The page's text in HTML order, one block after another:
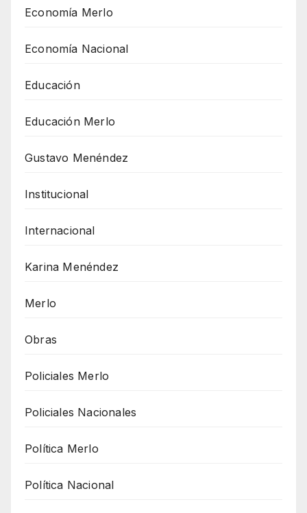
Economía Merlo
Economía Nacional
Educación
Educación Merlo
Gustavo Menéndez
Institucional
Internacional
Karina Menéndez
Merlo
Obras
Policiales Merlo
Policiales Nacionales
Política Merlo
Política Nacional